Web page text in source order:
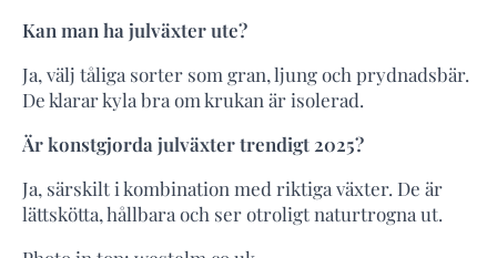
Kan man ha julväxter ute?
Ja, välj tåliga sorter som gran, ljung och prydnadsbär.
De klarar kyla bra om krukan är isolerad.
Är konstgjorda julväxter trendigt 2025?
Ja, särskilt i kombination med riktiga växter. De är
lättskötta, hållbara och ser otroligt naturtrogna ut.